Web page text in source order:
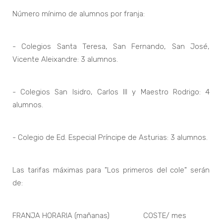
Número mínimo de alumnos por franja:
- Colegios Santa Teresa, San Fernando, San José,
Vicente Aleixandre: 3 alumnos.
- Colegios San Isidro, Carlos III y Maestro Rodrigo: 4
alumnos.
- Colegio de Ed. Especial Príncipe de Asturias: 3 alumnos.
Las tarifas máximas para "Los primeros del cole" serán
de:
FRANJA HORARIA (mañanas) COSTE/ mes